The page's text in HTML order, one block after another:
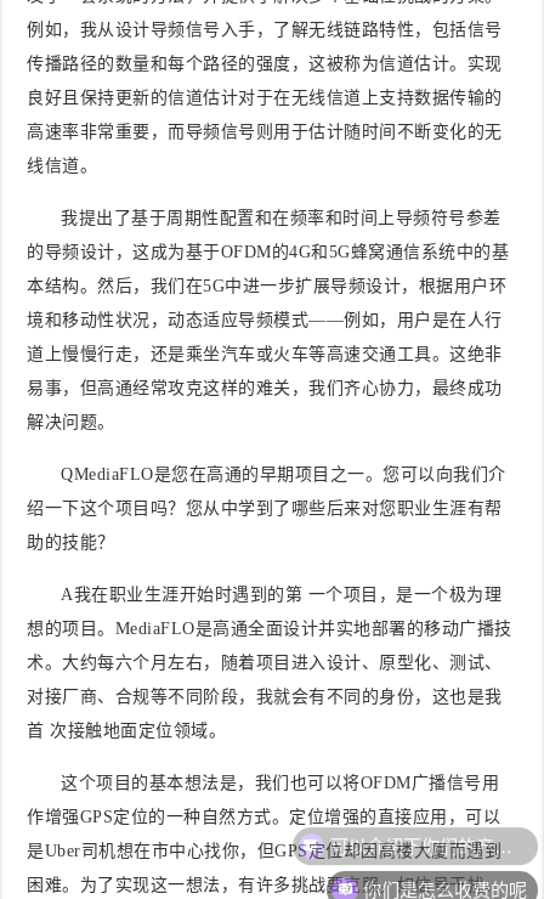
例如，我从设计导频信号入手，了解无线链路特性，包括信号
传播路径的数量和每个路径的强度，这被称为信道估计。实现
良好且保持更新的信道估计对于在无线信道上支持数据传输的
高速率非常重要，而导频信号则用于估计随时间不断变化的无
线信道。
我提出了基于周期性配置和在频率和时间上导频符号参差
的导频设计，这成为基于OFDM的4G和5G蜂窝通信系统中的基
本结构。然后，我们在5G中进一步扩展导频设计，根据用户环
境和移动性状况，动态适应导频模式——例如，用户是在人行
道上慢慢行走，还是乘坐汽车或火车等高速交通工具。这绝非
易事，但高通经常攻克这样的难关，我们齐心协力，最终成功
解决问题。
QMediaFLO是您在高通的早期项目之一。您可以向我们介
绍一下这个项目吗？您从中学到了哪些后来对您职业生涯有帮
助的技能？
A我在职业生涯开始时遇到的第 一个项目，是一个极为理
想的项目。MediaFLO是高通全面设计并实地部署的移动广播技
术。大约每六个月左右，随着项目进入设计、原型化、测试、
对接厂商、合规等不同阶段，我就会有不同的身份，这也是我
首 次接触地面定位领域。
这个项目的基本想法是，我们也可以将OFDM广播信号用
作增强GPS定位的一种自然方式。定位增强的直接应用，可以
是Uber司机想在市中心找你，但GPS定位却因高楼大厦而遇到
困难。为了实现这一想法，有许多挑战要克服，如信号干扰、
可以介绍下你们的产品么
你们是怎么收费的呢